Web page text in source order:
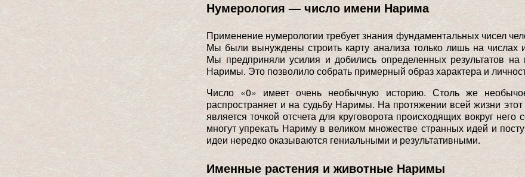
Нумерология — число имени Нарима
Применение нумерологии требует знания фундаментальных чисел
Мы были вынуждены строить карту анализа только лишь на числах
Мы предприняли усилия и добились определенных результатов
Наримы. Это позволило собрать примерный образ характера и
Число «0» имеет очень необычную историю. Столь же
распространяет и на судьбу Наримы. На протяжении всей жизни этот
является точкой отсчета для круговорота происходящих вокруг него
многут упрекать Нариму в великом множестве странных идей и
идеи нередко оказываются гениальными и результативными.
Именные растения и животные Наримы